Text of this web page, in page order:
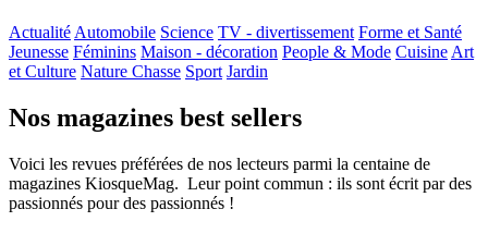
Actualité Automobile Science TV - divertissement Forme et Santé
Jeunesse Féminins Maison - décoration People & Mode Cuisine Art
et Culture Nature Chasse Sport Jardin
Nos magazines best sellers
Voici les revues préférées de nos lecteurs parmi la centaine de
magazines KiosqueMag. Leur point commun : ils sont écrit par des
passionnés pour des passionnés !